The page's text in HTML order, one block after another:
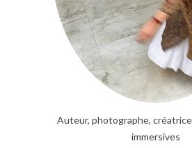
Auteur, photographe,
immersives